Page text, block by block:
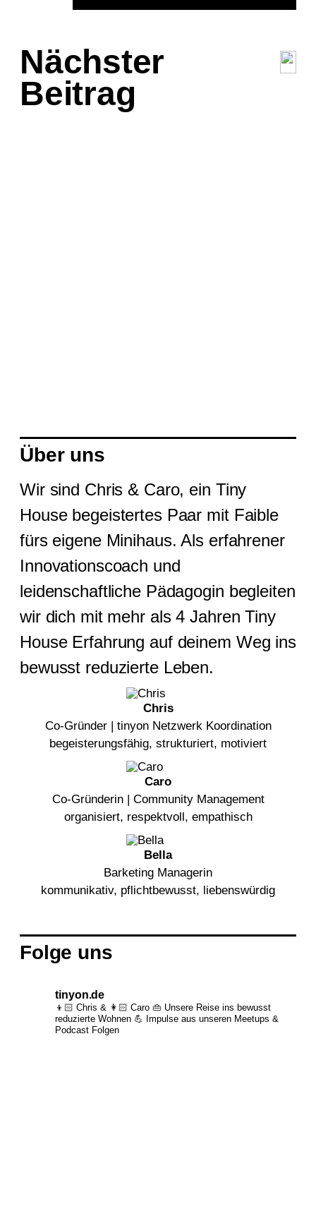
Nächster
Beitrag
Über uns
Wir sind Chris & Caro, ein Tiny
House begeistertes Paar mit Faible
fürs eigene Minihaus. Als erfahrener
Innovationscoach und
leidenschaftliche Pädagogin begleiten
wir dich mit mehr als 4 Jahren Tiny
House Erfahrung auf deinem Weg ins
bewusst reduzierte Leben.
Chris
Co-Gründer | tinyon Netzwerk Koordination
begeisterungsfähig, strukturiert, motiviert
Caro
Co-Gründerin | Community Management
organisiert, respektvoll, empathisch
Bella
Barketing Managerin
kommunikativ, pflichtbewusst, liebenswürdig
Folge uns
tinyon.de
👦🏻 Chris & 👩🏻 Caro 👜 Unsere Reise ins bewusst
reduzierte Wohnen 💪 Impulse aus unseren Meetups &
Podcast Folgen